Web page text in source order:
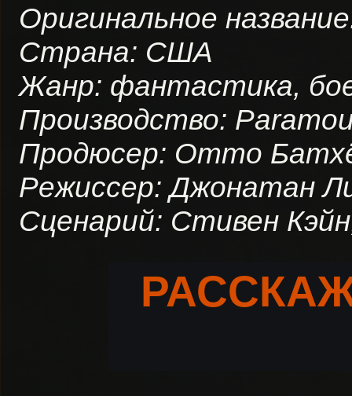
Оригинальное
Страна: США
Жанр: фантастика,
Производство:
Продюсер: Отто
Режиссер: Джонатан
Сценарий: Стивен